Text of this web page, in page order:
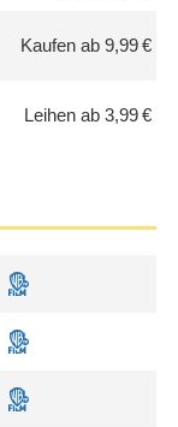
Kaufen ab 9,99 €
Leihen ab 3,99 €